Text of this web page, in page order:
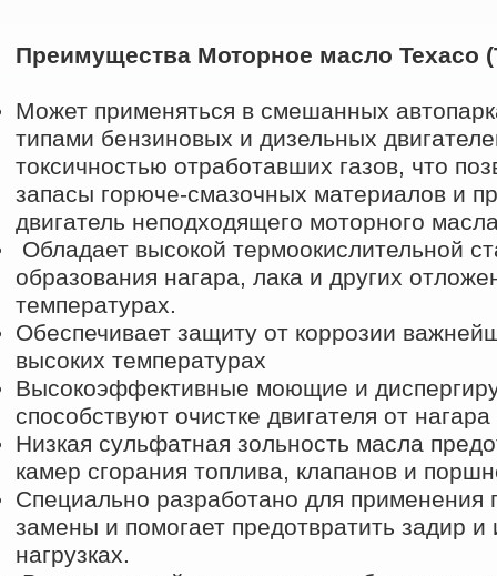
Преимущества Моторное масло Texaco
Может применяться в смешанных
типами бензиновых и дизельных
токсичностью отработавших газов, что
запасы горюче-смазочных материалов и
двигатель неподходящего моторного
Обладает высокой термоокислительной
образования нагара, лака и других
температурах.
Обеспечивает защиту от коррозии
высоких температурах
Высокоэффективные моющие и
способствуют очистке двигателя от
Низкая сульфатная зольность масла
камер сгорания топлива, клапанов и
Специально разработано для применения
замены и помогает предотвратить задир и
нагрузках.